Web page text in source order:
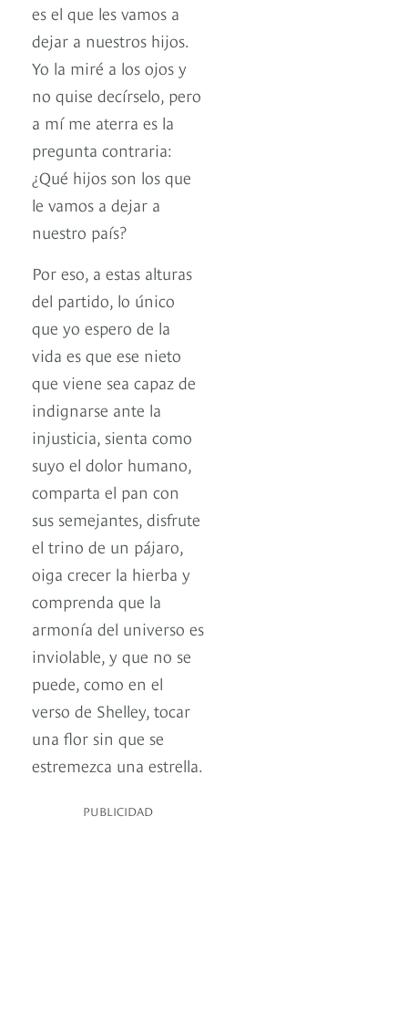
es el que les vamos a
dejar a nuestros hijos.
Yo la miré a los ojos y
no quise decírselo, pero
a mí me aterra es la
pregunta contraria:
¿Qué hijos son los que
le vamos a dejar a
nuestro país?
Por eso, a estas alturas
del partido, lo único
que yo espero de la
vida es que ese nieto
que viene sea capaz de
indignarse ante la
injusticia, sienta como
suyo el dolor humano,
comparta el pan con
sus semejantes, disfrute
el trino de un pájaro,
oiga crecer la hierba y
comprenda que la
armonía del universo es
inviolable, y que no se
puede, como en el
verso de Shelley, tocar
una flor sin que se
estremezca una estrella.
PUBLICIDAD